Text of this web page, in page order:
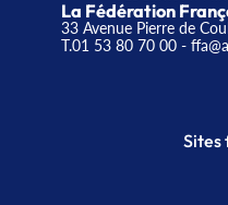
La Fédération
33 Avenue Pierre de
T.01 53 80 70 00-
Sites